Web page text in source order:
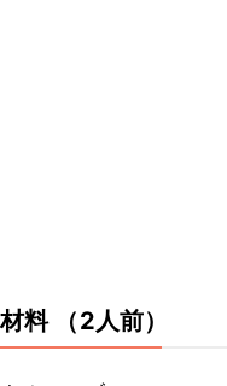
材料 （2人前）